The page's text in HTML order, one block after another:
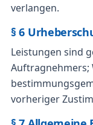
verlangen.
§ 6
Leistungen sind
Auftragnehmers;
vorheriger